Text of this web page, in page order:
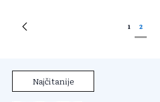
1 2
Najčitanije